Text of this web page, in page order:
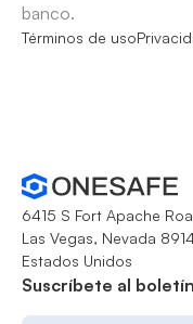
banco.
Términos de uso
6415 S Fort Apache
Las Vegas, Nevada
Estados Unidos
Suscríbete al